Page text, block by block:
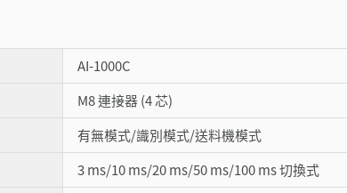
AI-1000C
M8 連接器 (4 芯)
有無模式/識別模式/送料機模式
3 ms/10 ms/20 ms/50 ms/100 ms 切換式